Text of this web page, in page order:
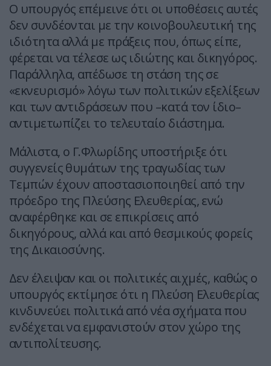
Ο υπουργός επέμεινε ότι οι υποθέσεις αυτές
δεν συνδέονται με την κοινοβουλευτική της
ιδιότητα αλλά με πράξεις που, όπως είπε,
φέρεται να τέλεσε ως ιδιώτης και δικηγόρος.
Παράλληλα, απέδωσε τη στάση της σε
«εκνευρισμό» λόγω των πολιτικών εξελίξεων
και των αντιδράσεων που –κατά τον ίδιο–
αντιμετωπίζει το τελευταίο διάστημα.
Μάλιστα, ο Γ.Φλωρίδης υποστήριξε ότι
συγγενείς θυμάτων της τραγωδίας των
Τεμπών έχουν αποστασιοποιηθεί από την
πρόεδρο της Πλεύσης Ελευθερίας, ενώ
αναφέρθηκε και σε επικρίσεις από
δικηγόρους, αλλά και από θεσμικούς φορείς
της Δικαιοσύνης.
Δεν έλειψαν και οι πολιτικές αιχμές, καθώς ο
υπουργός εκτίμησε ότι η Πλεύση Ελευθερίας
κινδυνεύει πολιτικά από νέα σχήματα που
ενδέχεται να εμφανιστούν στον χώρο της
αντιπολίτευσης.